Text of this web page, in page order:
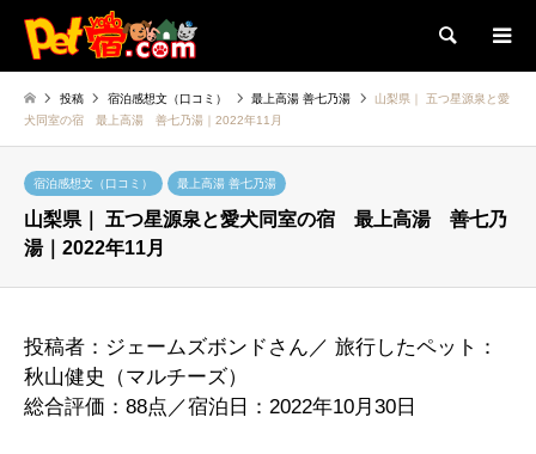
検索
投稿 宿泊感想文（口コミ） 最上高湯 善七乃湯
山梨県｜ 五つ星源泉と愛
犬同室の宿 最上高湯 善七乃湯｜2022年11月
宿泊感想文（口コミ） 最上高湯 善七乃湯
山梨県｜ 五つ星源泉と愛犬同室の宿 最上高湯 善七乃
湯｜2022年11月
投稿者：ジェームズボンドさん／ 旅行したペット：
秋山健史（マルチーズ）
総合評価：88点／宿泊日：2022年10月30日